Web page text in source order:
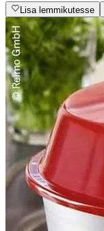
Lisa lemmikutesse